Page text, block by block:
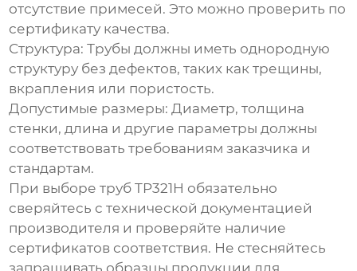
отсутствие примесей. Это можно проверить по
сертификату качества.
Структура: Трубы должны иметь однородную
структуру без дефектов, таких как трещины,
вкрапления или пористость.
Допустимые размеры: Диаметр, толщина
стенки, длина и другие параметры должны
соответствовать требованиям заказчика и
стандартам.
При выборетруб TP321H обязательно
сверяйтесь с технической документацией
производителя и проверяйте наличие
сертификатов соответствия. Не стесняйтесь